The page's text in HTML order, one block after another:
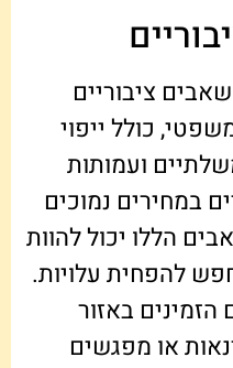
ציבוריים
כולל ייפוי
ועמותות
במחירים נמוכים
הללו יכול להוות
להפחית עלויות.
באזור
או מפגשים